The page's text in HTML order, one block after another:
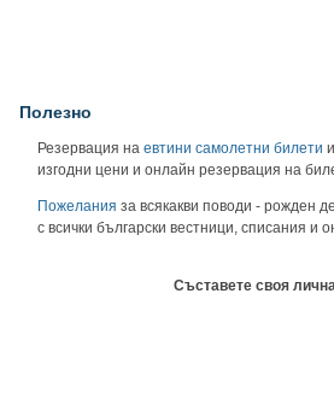
Полезно
Резервация на евтини самолетни билети
изгодни цени и онлайн резервация на
Пожелания за всякакви поводи - рожден
с всички български вестници, списания и
Съставете своя